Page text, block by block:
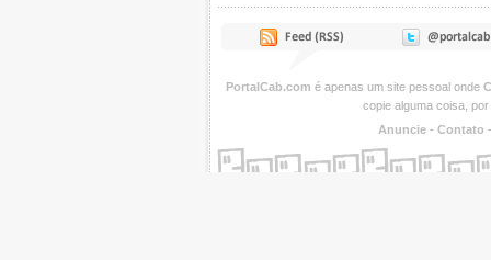
PortalCab.com é apenas um site pessoal onde
copie alguma coisa,
Anuncie- Contato